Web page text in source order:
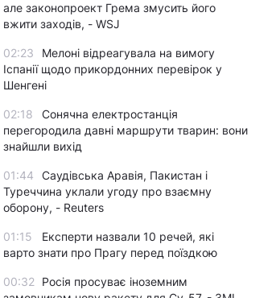
але законопроект Грема змусить його
вжити заходів, - WSJ
02:23
Мелоні відреагувала на вимогу
Іспанії щодо прикордонних перевірок у
Шенгені
02:18
Сонячна електростанція
перегородила давні маршрути тварин: вони
знайшли вихід
01:44
Саудівська Аравія, Пакистан і
Туреччина уклали угоду про взаємну
оборону, - Reuters
01:15
Експерти назвали 10 речей, які
варто знати про Прагу перед поїздкою
00:32
Росія просуває іноземним